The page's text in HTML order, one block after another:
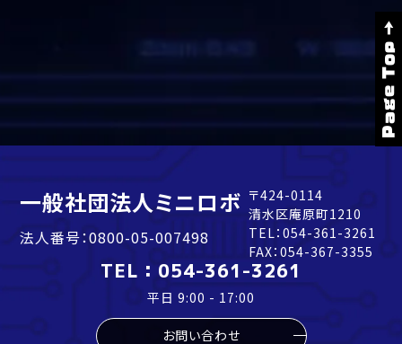
Page Top →
一般社団法人ミニロボ
法人番号：0800-05-007498
〒424-0114
清水区庵原町1210
TEL： 054-361-3261
FAX：054-367-3355
TEL： 054-361-3261
平日 9:00 - 17:00
お問い合わせ